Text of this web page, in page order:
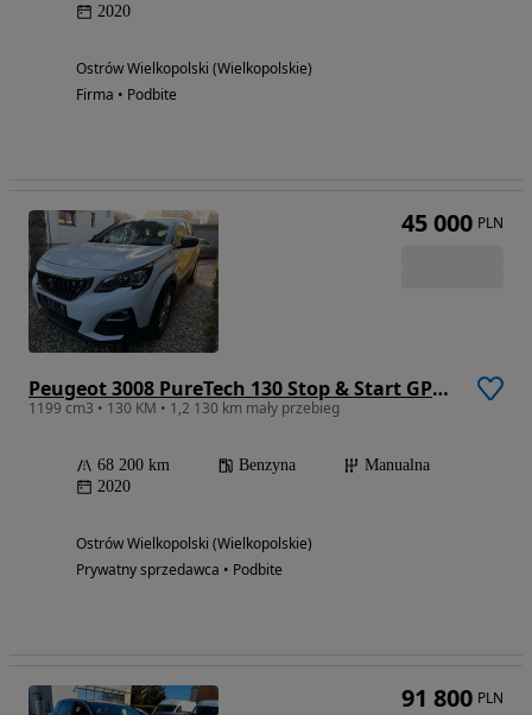
2020
Ostrów Wielkopolski (Wielkopolskie)
Firma • Podbite
Peugeot 3008 PureTech 130 Stop & Start GPF Crossway
1199 cm3 • 130 KM • 1,2 130 km mały przebieg
68 200 km Benzyna
Manualna
2020
Ostrów Wielkopolski (Wielkopolskie)
Prywatny sprzedawca • Podbite
45 000 PLN
91 800 PLN